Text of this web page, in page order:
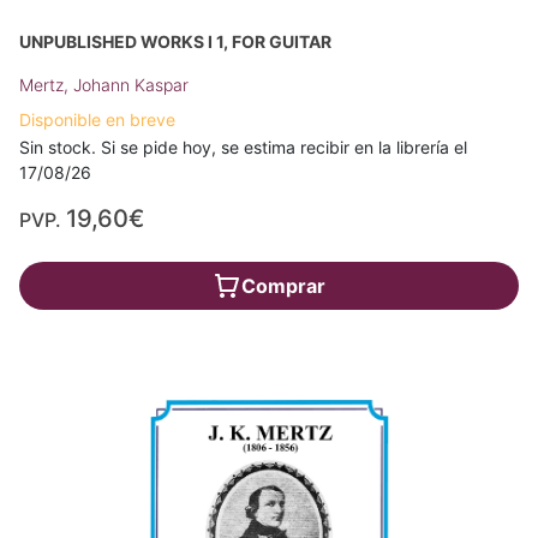
UNPUBLISHED WORKS I 1, FOR GUITAR
Mertz, Johann Kaspar
Disponible en breve
Sin stock. Si se pide hoy, se estima recibir en la librería el
17/08/26
PVP. 19,60€
Comprar